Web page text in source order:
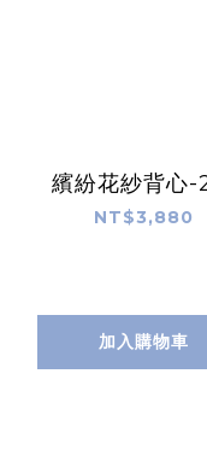
繽紛花紗背心-
NT$3,880
加入購物車